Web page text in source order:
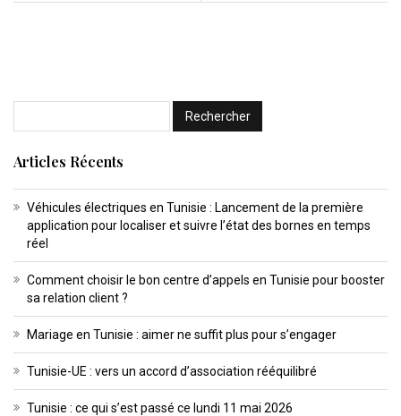
Articles Récents
Véhicules électriques en Tunisie : Lancement de la première
application pour localiser et suivre l’état des bornes en temps
réel
Comment choisir le bon centre d’appels en Tunisie pour booster
sa relation client ?
Mariage en Tunisie : aimer ne suffit plus pour s’engager
Tunisie-UE : vers un accord d’association rééquilibré
Tunisie : ce qui s’est passé ce lundi 11 mai 2026